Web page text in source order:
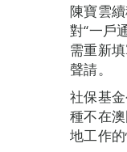
陳寶雲
對“一戶
需重新
聲請。
社保基
種不在
地工作